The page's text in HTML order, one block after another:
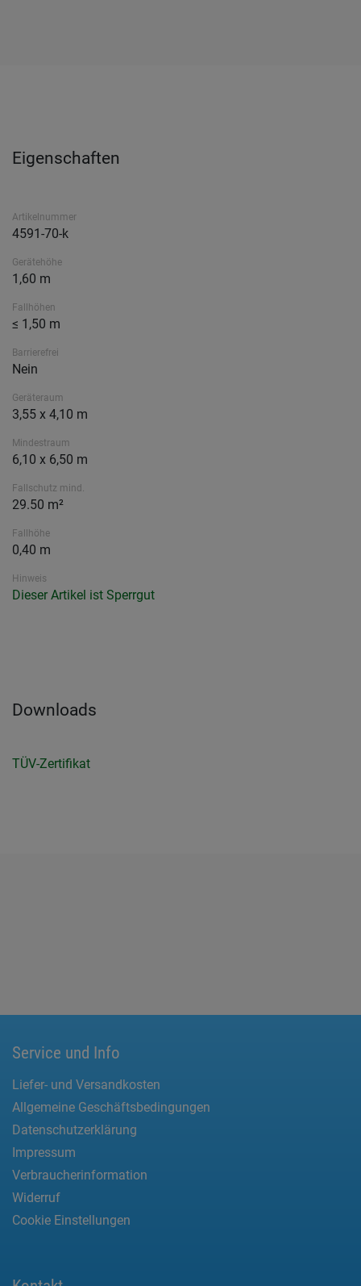
Eigenschaften
Artikelnummer
4591-70-k
Gerätehöhe
1,60 m
Fallhöhen
≤ 1,50 m
Barrierefrei
Nein
Geräteraum
3,55 x 4,10 m
Mindestraum
6,10 x 6,50 m
Fallschutz mind.
29.50 m²
Fallhöhe
0,40 m
Hinweis
Dieser Artikel ist Sperrgut
Downloads
TÜV-Zertifikat
Service und Info
Liefer- und Versandkosten
Allgemeine Geschäftsbedingungen
Datenschutzerklärung
Impressum
Verbraucherinformation
Widerruf
Cookie Einstellungen